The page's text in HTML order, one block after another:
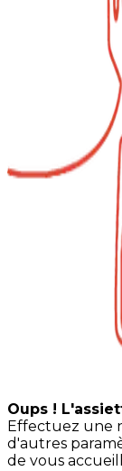
Oups !
Effectuez une
d'autres
de vous